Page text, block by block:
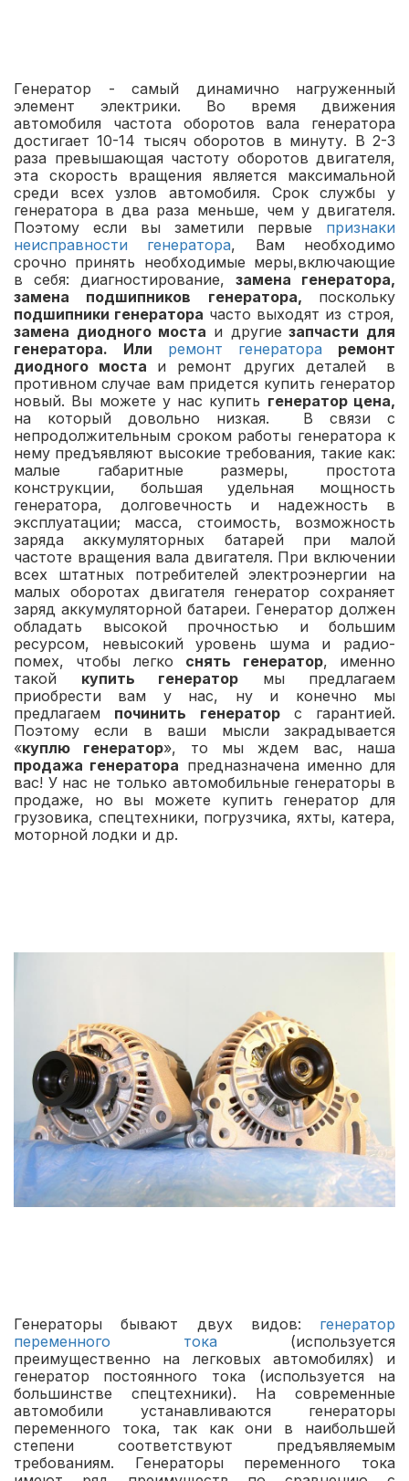
Генератор - самый динамично нагруженный
элемент электрики. Во время движения
автомобиля частота оборотов вала генератора
достигает 10-14 тысяч оборотов в минуту. В 2-3
раза превышающая частоту оборотов двигателя,
эта скорость вращения является максимальной
среди всех узлов автомобиля. Срок службы у
генератора в два раза меньше, чем у двигателя.
Поэтому если вы заметили первые признаки
неисправности генератора, Вам необходимо
срочно принять необходимые меры,включающие
в себя: диагностирование, замена генератора,
замена подшипников генератора, поскольку
подшипники генератора часто выходят из строя,
замена диодного моста и другие запчасти для
генератора. Или ремонт генератора ремонт
диодного моста и ремонт других деталей
в
противном случае вам придется купить генератор
новый. Вы можете у нас купить генератор цена,
на который довольно низкая. В связи с
непродолжительным сроком работы генератора к
нему предъявляют высокие требования, такие как:
малые габаритные размеры, простота
конструкции, большая удельная мощность
генератора, долговечность и надежность в
эксплуатации; масса, стоимость, возможность
заряда аккумуляторных батарей при малой
частоте вращения вала двигателя. При включении
всех штатных потребителей электроэнергии на
малых оборотах двигателя генератор сохраняет
заряд аккумуляторной батареи. Генератор должен
обладать высокой прочностью и большим
ресурсом, невысокий уровень шума и радио-
помех, чтобы легко снять генератор, именно
такой купить генератор мы предлагаем
приобрести вам у нас, ну и конечно мы
предлагаем починить генераторс гарантией.
Поэтому если в ваши мысли закрадывается
«куплю генератор», то мы ждем вас, наша
продажа генератора предназначена именно для
вас! У нас не только автомобильные генераторы в
продаже, но вы можете купить генератор для
грузовика, спецтехники, погрузчика, яхты, катера,
моторной лодки и др.
Генераторы бывают двух видов: генератор
переменного тока (используется
преимущественно на легковых автомобилях) и
генератор постоянного тока (используется на
большинстве спецтехники). На современные
автомобили устанавливаются генераторы
переменного тока, так как они в наибольшей
степени соответствуют предъявляемым
требованиям. Генераторы переменного тока